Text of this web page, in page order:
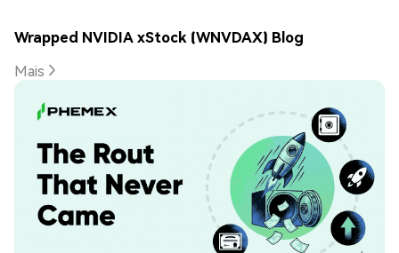
Wrapped NVIDIA xStock (WNVDAX) Blog
Mais